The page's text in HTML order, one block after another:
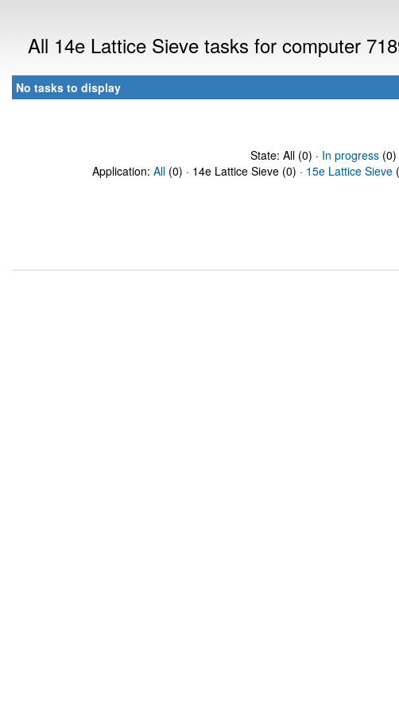
All 14e Lattice Sieve tasks for computer
No tasks to display
State: All (0) · In progress(0)
Application: All (0) · 14e Lattice Sieve (0) · 15e Lattice Sieve